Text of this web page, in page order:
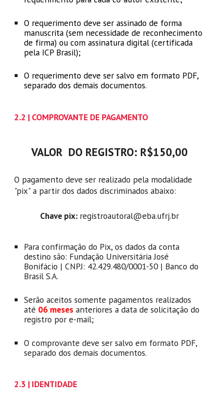
O requerimento deve ser assinado de forma
manuscrita (sem necessidade de reconhecimento
de firma) ou com assinatura digital (certificada
pela ICP Brasil);
O requerimento deve ser salvo em formato PDF,
separado dos demais documentos.
2.2 | COMPROVANTE DE PAGAMENTO
VALOR DO REGISTRO: R$150,00
O pagamento deve ser realizado pela modalidade
"pix" a partir dos dados discriminados abaixo:
Chave pix: registroautoral@eba.ufrj.br
Para confirmação do Pix, os dados da conta
destino são: Fundação Universitária José
Bonifácio | CNPJ: 42.429.480/0001-50 | Banco do
Brasil S.A.
Serão aceitos somente pagamentos realizados
até 06 meses anteriores a data de solicitação do
registro por e-mail;
O comprovante deve ser salvo em formato PDF,
separado dos demais documentos.
2.3 | IDENTIDADE